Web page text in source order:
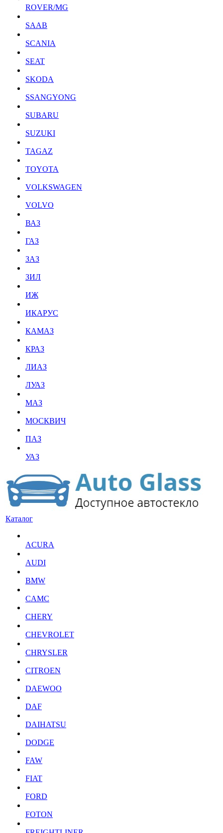
ROVER/MG
SAAB
SCANIA
SEAT
SKODA
SSANGYONG
SUBARU
SUZUKI
TAGAZ
TOYOTA
VOLKSWAGEN
VOLVO
ВАЗ
ГАЗ
ЗАЗ
ЗИЛ
ИЖ
ИКАРУС
КАМАЗ
КРАЗ
ЛИАЗ
ЛУАЗ
МАЗ
МОСКВИЧ
ПАЗ
УАЗ
Каталог
ACURA
AUDI
BMW
CAMC
CHERY
CHEVROLET
CHRYSLER
CITROEN
DAEWOO
DAF
DAIHATSU
DODGE
FAW
FIAT
FORD
FOTON